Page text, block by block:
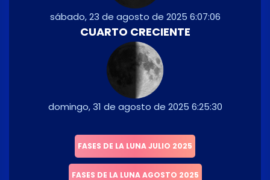
sábado, 23 de agosto de 2025 6:07:06
CUARTO CRECIENTE
domingo, 31 de agosto de 2025 6:25:30
FASES DE LA LUNA JULIO 2025
FASES DE LA LUNA AGOSTO 2025